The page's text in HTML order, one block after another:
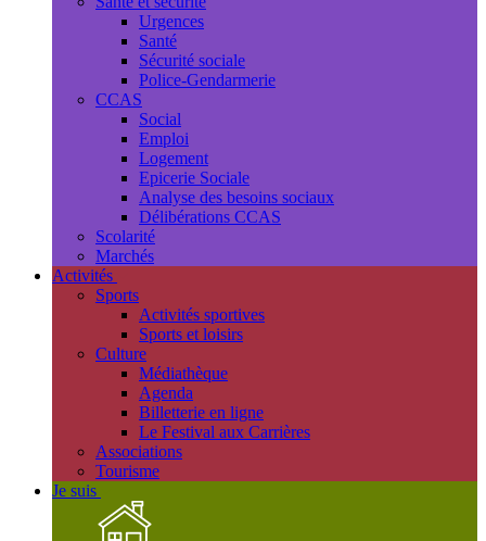
Urgences
Santé
Sécurité sociale
Police-Gendarmerie
CCAS
Social
Emploi
Logement
Epicerie Sociale
Analyse des besoins sociaux
Délibérations CCAS
Scolarité
Marchés
Activités
Sports
Activités sportives
Sports et loisirs
Culture
Médiathèque
Agenda
Billetterie en ligne
Le Festival aux Carrières
Associations
Tourisme
Je suis